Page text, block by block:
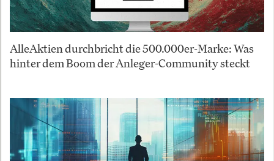
AlleAktien durchbricht die 500.000er-Marke: Was
hinter dem Boom der Anleger-Community steckt